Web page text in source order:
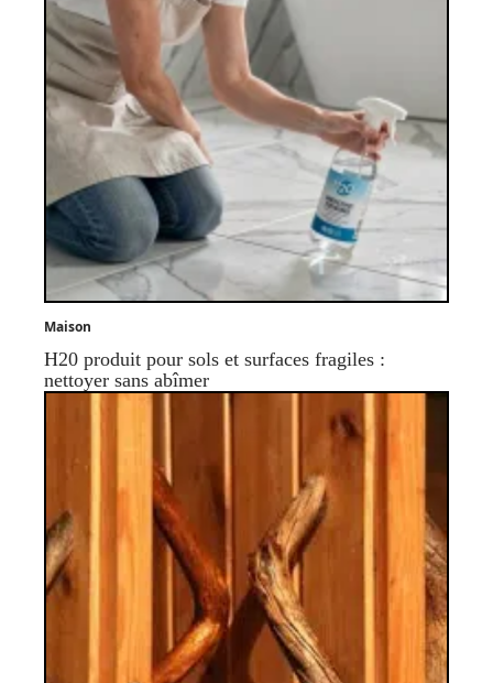
Maison
H20 produit pour sols et surfaces fragiles :
nettoyer sans abîmer